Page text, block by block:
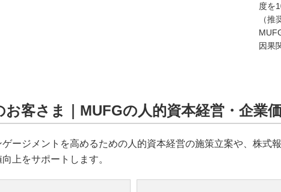
度を
（
因果
お客さま｜MUFGの人的資本経営・企業
ージメントを高めるための人的資本経営の施策立案や、株式
上をサポートします。